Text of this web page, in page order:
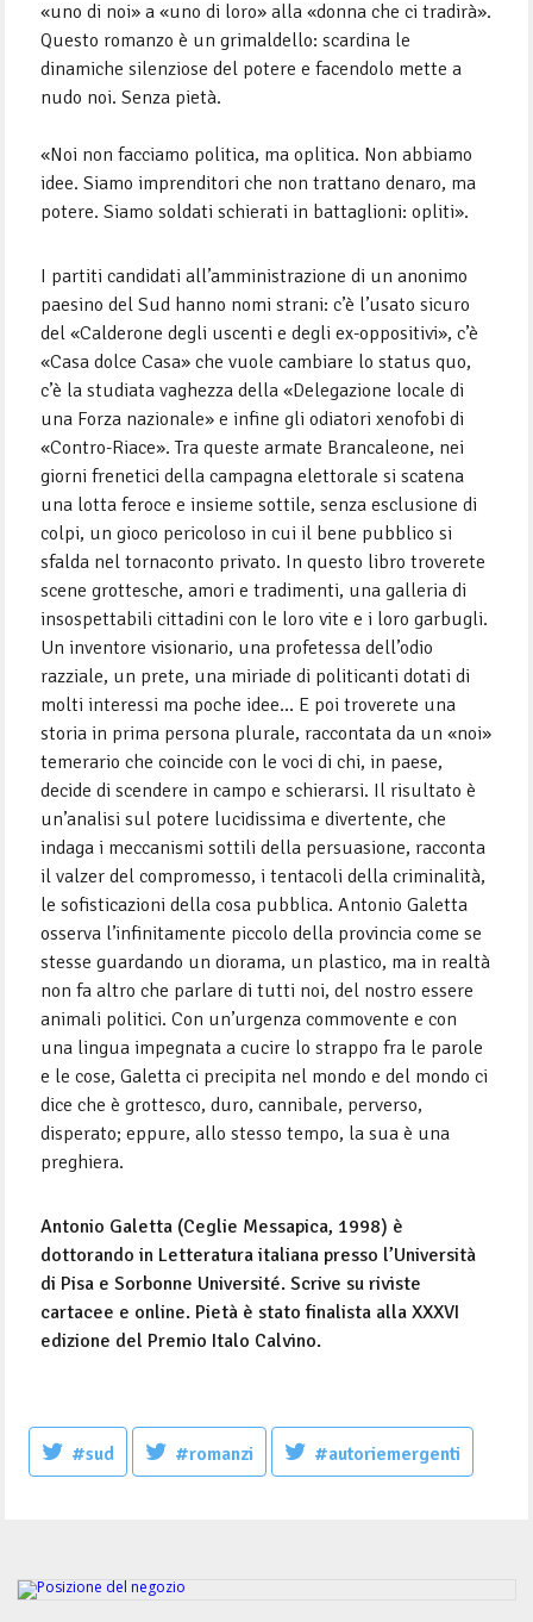
«uno di noi» a «uno di loro» alla «donna che ci tradirà».
Questo romanzo è un grimaldello: scardina le
dinamiche silenziose del potere e facendolo mette a
nudo noi. Senza pietà.
«Noi non facciamo politica, ma oplitica. Non abbiamo
idee. Siamo imprenditori che non trattano denaro, ma
potere. Siamo soldati schierati in battaglioni: opliti».
I partiti candidati all’amministrazione di un anonimo
paesino del Sud hanno nomi strani: c’è l’usato sicuro
del «Calderone degli uscenti e degli ex-oppositivi», c’è
«Casa dolce Casa» che vuole cambiare lo status quo,
c’è la studiata vaghezza della «Delegazione locale di
una Forza nazionale» e infine gli odiatori xenofobi di
«Contro-Riace». Tra queste armate Brancaleone, nei
giorni frenetici della campagna elettorale si scatena
una lotta feroce e insieme sottile, senza esclusione di
colpi, un gioco pericoloso in cui il bene pubblico si
sfalda nel tornaconto privato. In questo libro troverete
scene grottesche, amori e tradimenti, una galleria di
insospettabili cittadini con le loro vite e i loro garbugli.
Un inventore visionario, una profetessa dell’odio
razziale, un prete, una miriade di politicanti dotati di
molti interessi ma poche idee… E poi troverete una
storia in prima persona plurale, raccontata da un «noi»
temerario che coincide con le voci di chi, in paese,
decide di scendere in campo e schierarsi. Il risultato è
un’analisi sul potere lucidissima e divertente, che
indaga i meccanismi sottili della persuasione, racconta
il valzer del compromesso, i tentacoli della criminalità,
le sofisticazioni della cosa pubblica. Antonio Galetta
osserva l’infinitamente piccolo della provincia come se
stesse guardando un diorama, un plastico, ma in realtà
non fa altro che parlare di tutti noi, del nostro essere
animali politici. Con un’urgenza commovente e con
una lingua impegnata a cucire lo strappo fra le parole
e le cose, Galetta ci precipita nel mondo e del mondo ci
dice che è grottesco, duro, cannibale, perverso,
disperato; eppure, allo stesso tempo, la sua è una
preghiera.
Antonio Galetta (Ceglie Messapica, 1998) è
dottorando in Letteratura italiana presso l’Università
di Pisa e Sorbonne Université. Scrive su riviste
cartacee e online. Pietà è stato finalista alla XXXVI
edizione del Premio Italo Calvino.
#sud #romanzi #autoriemergenti